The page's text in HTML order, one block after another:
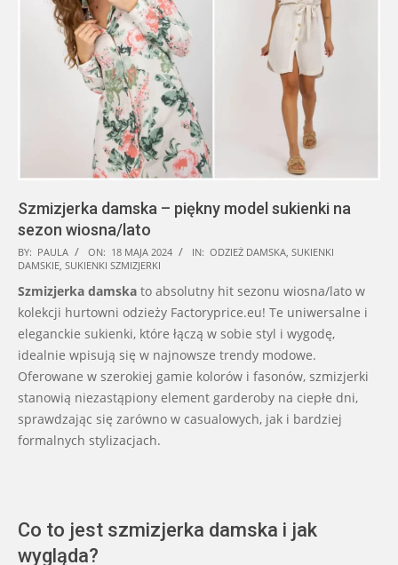
Szmizjerka damska – piękny model sukienki na
sezon wiosna/lato
2024-
05-
18
BY: PAULA ON: 18 MAJA 2024 IN: ODZIEŻ DAMSKA, SUKIENKI
DAMSKIE, SUKIENKI SZMIZJERKI
Szmizjerka damska to absolutny hit sezonu wiosna/lato w
kolekcji hurtowni odzieży Factoryprice.eu! Te uniwersalne i
eleganckie sukienki, które łączą w sobie styl i wygodę,
idealnie wpisują się w najnowsze trendy modowe.
Oferowane w szerokiej gamie kolorów i fasonów, szmizjerki
stanowią niezastąpiony element garderoby na ciepłe dni,
sprawdzając się zarówno w casualowych, jak i bardziej
formalnych stylizacjach.
Co to jest szmizjerka damska i jak
wygląda?